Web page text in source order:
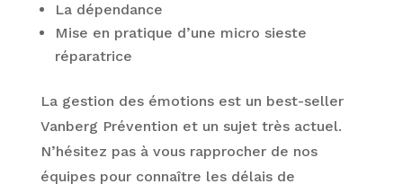
La dépendance
Mise en pratique d’une micro sieste
réparatrice
La gestion des émotions est un best-seller
Vanberg Prévention et un sujet très actuel.
N’hésitez pas à vous rapprocher de nos
équipes pour connaître les délais de